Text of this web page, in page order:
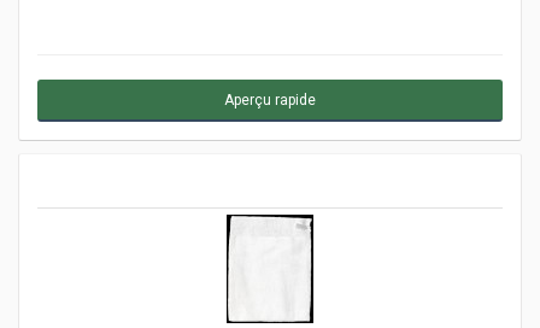
Aperçu rapide